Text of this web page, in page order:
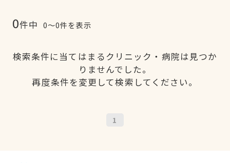
0件中 0〜0件を表示
検索条件に当てはまるクリニック・病院は見つか
りませんでした。
再度条件を変更して検索してください。
1